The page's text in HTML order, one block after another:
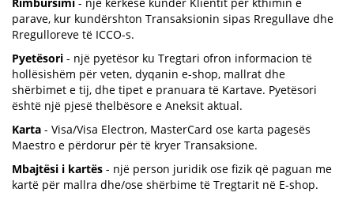
parave, kur kundërshton Transaksionin sipas Rregullave dhe
Rregulloreve të ICCO-s.
Pyetësori - një pyetësor ku Tregtari ofron informacion të
hollësishëm për veten, dyqanin e-shop, mallrat dhe
shërbimet e tij, dhe tipet e pranuara të Kartave. Pyetësori
është një pjesë thelbësore e Aneksit aktual.
Karta - Visa/Visa Electron, MasterCard ose karta pagesës
Maestro e përdorur për të kryer Transaksione.
Mbajtësi i kartës - një person juridik ose fizik që paguan me
kartë për mallra dhe/ose shërbime të Tregtarit në E-shop.